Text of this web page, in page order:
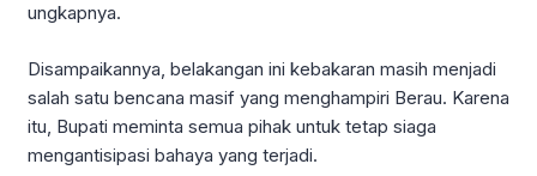
ungkapnya.
Disampaikannya, belakangan ini kebakaran masih menjadi
salah satu bencana masif yang menghampiri Berau. Karena
itu, Bupati meminta semua pihak untuk tetap siaga
mengantisipasi bahaya yang terjadi.